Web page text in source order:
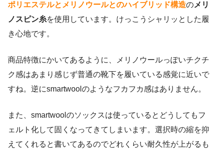
ポリエステルとメリノウールとのハイブリッド構造のメリ
ノスピン糸を使用しています。けっこうシャリッとした履
き心地です。
商品特徴にかいてあるように、メリノウールっぽいチクチ
ク感はあまり感じず普通の靴下を履いている感覚に近いで
すね。逆にsmartwoolのようなフカフカ感はありません。
また、smartwoolのソックスは使っているとどうしてもフ
ェルト化して固くなってきてしまいます。選択時の縮を抑
えてくれると書いてあるのでどれくらい耐久性が上がるも